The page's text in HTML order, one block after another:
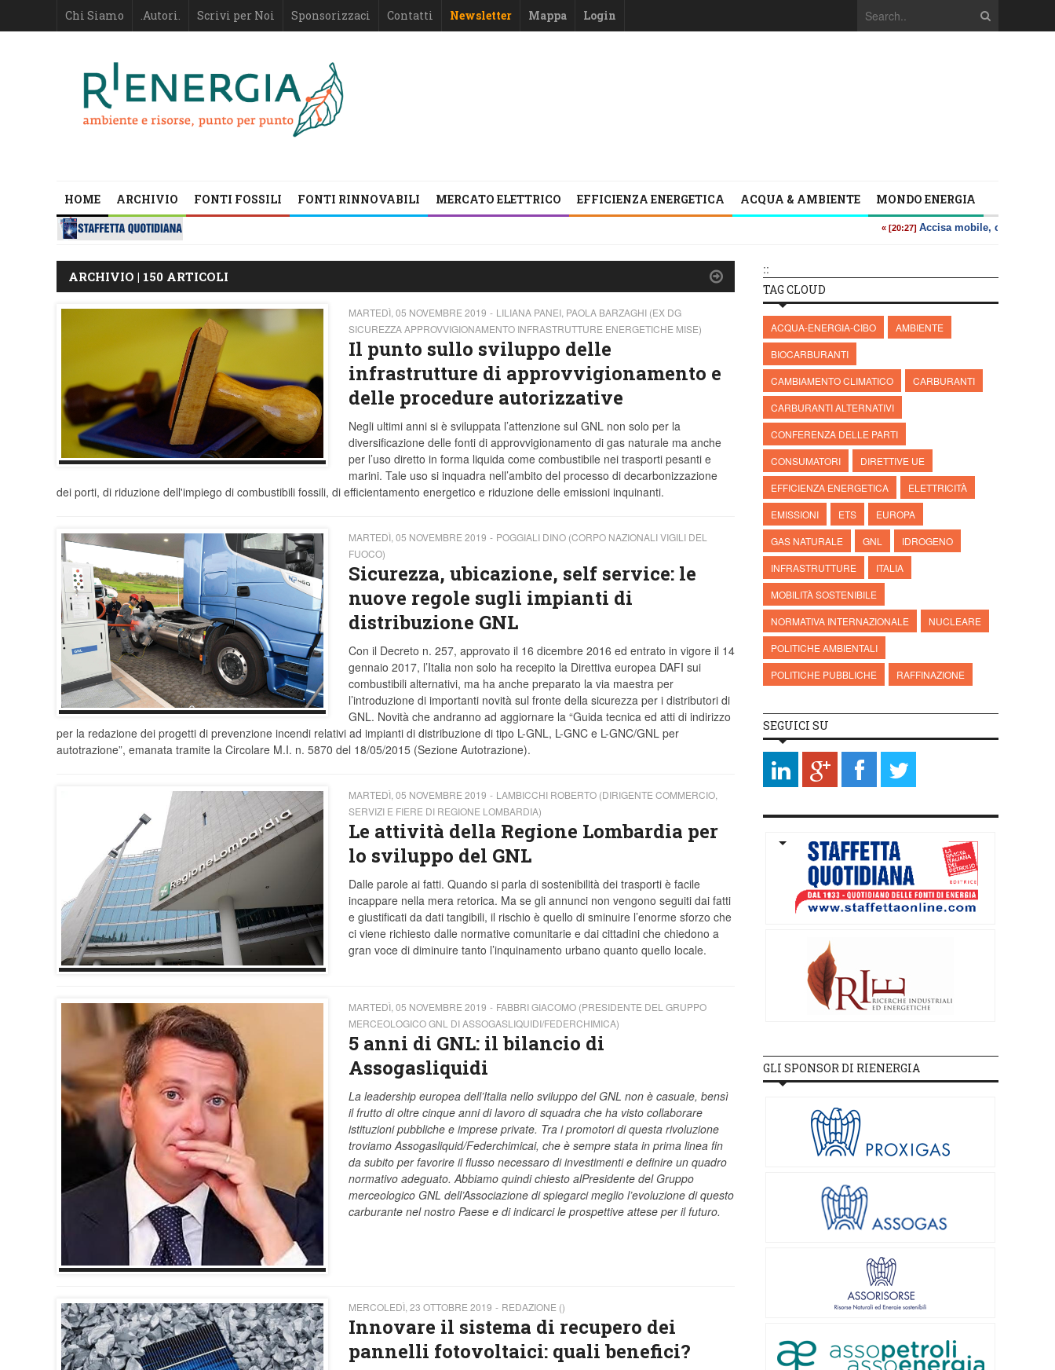
Chi Siamo .Autori. Scrivi per Noi Sponsorizzaci Contatti Newsletter Mappa Login
HOME ARCHIVIO FONTI FOSSILI FONTI RINNOVABILI MERCATO ELETTRICO EFFICIENZA ENERGETICA ACQUA & AMBIENTE MONDO ENERGIA
::
ARCHIVIO | 150 ARTICOLI
MARTEDÌ, 05 NOVEMBRE 2019
LILIANA PANEI, PAOLA BARZAGHI (EX DG
SICUREZZA APPROVVIGIONAMENTO INFRASTRUTTURE ENERGETICHE MISE)
Il punto sullo sviluppo delle
infrastrutture di approvvigionamento e
delle procedure autorizzative
Negli ultimi anni si è sviluppata l’attenzione sul GNL non solo per la
diversificazione delle fonti di approvvigionamento di gas naturale ma anche
per l’uso diretto in forma liquida come combustibile nei trasporti pesanti e
marini. Tale uso si inquadra nell’ambito del processo di decarbonizzazione
dei porti, di riduzione dell'impiego di combustibili fossili, di efficientamento energetico e riduzione delle emissioni inquinanti.
MARTEDÌ, 05 NOVEMBRE 2019
POGGIALI DINO (CORPO NAZIONALI VIGILI DEL
FUOCO)
Sicurezza, ubicazione, self service: le
nuove regole sugli impianti di
distribuzione GNL
Con il Decreto n. 257, approvato il 16 dicembre 2016 ed entrato in vigore il 14
gennaio 2017, l’Italia non solo ha recepito la Direttiva europea DAFI sui
combustibili alternativi, ma ha anche preparato la via maestra per
l’introduzione di importanti novità sul fronte della sicurezza per i distributori di
GNL. Novità che andranno ad aggiornare la “Guida tecnica ed atti di indirizzo
per la redazione dei progetti di prevenzione incendi relativi ad impianti di distribuzione di tipo L-GNL, L-GNC e L-GNC/GNL per
autotrazione”, emanata tramite la Circolare M.I. n. 5870 del 18/05/2015 (Sezione Autotrazione).
MARTEDÌ, 05 NOVEMBRE 2019
LAMBICCHI ROBERTO (DIRIGENTE COMMERCIO,
SERVIZI E FIERE DI REGIONE LOMBARDIA)
Le attività della Regione Lombardia per
lo sviluppo del GNL
Dalle parole ai fatti. Quando si parla di sostenibilità dei trasporti è facile
incappare nella mera retorica. Ma se gli annunci non vengono seguiti dai fatti
e giustificati da dati tangibili, il rischio è quello di sminuire l’enorme sforzo che
ci viene richiesto dalle normative comunitarie e dai cittadini che chiedono a
gran voce di diminuire tanto l’inquinamento urbano quanto quello locale.
MARTEDÌ, 05 NOVEMBRE 2019
FABBRI GIACOMO (PRESIDENTE DEL GRUPPO
MERCEOLOGICO GNL DI ASSOGASLIQUIDI/FEDERCHIMICA)
5 anni di GNL: il bilancio di
Assogasliquidi
La leadership europea dell’Italia nello sviluppo del GNL non è casuale, bensì
il frutto di oltre cinque anni di lavoro di squadra che ha visto collaborare
istituzioni pubbliche e imprese private. Tra i promotori di questa rivoluzione
troviamo Assogasliquid/Federchimicai, che è sempre stata in prima linea fin
da subito per favorire il flusso necessaro di investimenti e definire un quadro
normativo adeguato. Abbiamo quindi chiesto alPresidente del Gruppo
merceologico GNL dell’Associazione di spiegarci meglio l’evoluzione di questo
carburante nel nostro Paese e di indicarci le prospettive attese per il futuro.
MERCOLEDÌ, 23 OTTOBRE 2019 REDAZIONE ()
Innovare il sistema di recupero dei
pannelli fotovoltaici: quali benefici?
TAG CLOUD
ACQUA-ENERGIA-CIBO
AMBIENTE
BIOCARBURANTI
CAMBIAMENTO CLIMATICO
CARBURANTI
CARBURANTI ALTERNATIVI
CONFERENZA DELLE PARTI
CONSUMATORI
DIRETTIVE UE
EFFICIENZA ENERGETICA
ELETTRICITÀ
EMISSIONI
ETS
EUROPA
GAS NATURALE
GNL
IDROGENO
INFRASTRUTTURE
ITALIA
MOBILITÀ SOSTENIBILE
NORMATIVA INTERNAZIONALE
NUCLEARE
POLITICHE AMBIENTALI
POLITICHE PUBBLICHE
RAFFINAZIONE
SEGUICI SU
GLI SPONSOR DI RIENERGIA